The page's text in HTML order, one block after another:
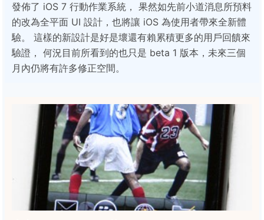
發佈了 iOS 7 行動作業系統， 果然如先前小道消息所預料
的改為全平面 UI 設計，也將讓 iOS 為使用者帶來全新體
驗。 這樣的新設計是好是壞還有賴累積更多的用戶回饋來
驗證， 何況目前所看到的也只是 beta 1 版本，未來三個
月內仍將有許多修正空間。